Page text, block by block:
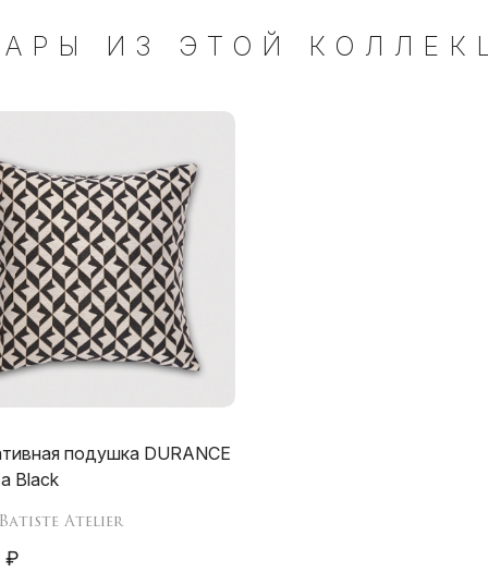
ИЗ ЭТОЙ
подушка DURANCE
Black
Atelier
₽